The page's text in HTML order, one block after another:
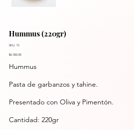
Hummus (220gr)
SKU: 15
$6.500,00
Hummus
Pasta de garbanzos y tahine.
Presentado con Oliva y Pimentón.
Cantidad: 220gr